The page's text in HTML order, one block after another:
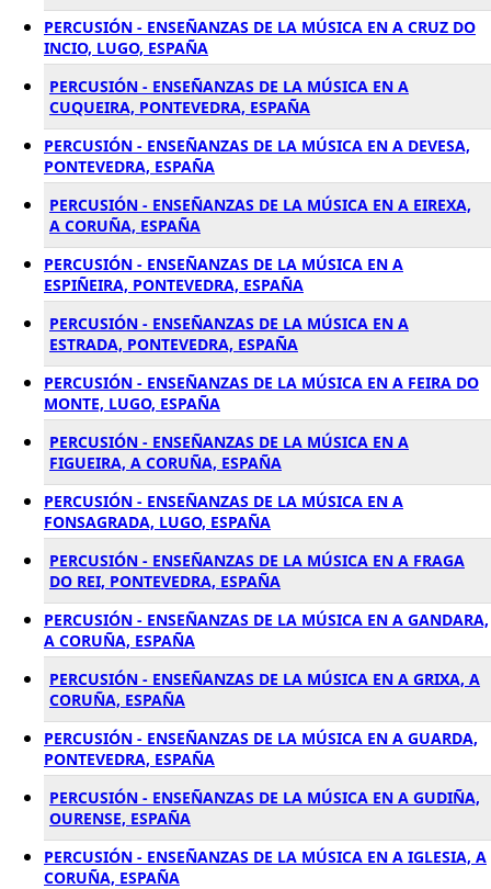
PERCUSIÓN - ENSEÑANZAS DE LA MÚSICA EN A CRUZ DO
INCIO, LUGO, ESPAÑA
PERCUSIÓN - ENSEÑANZAS DE LA MÚSICA EN A
CUQUEIRA, PONTEVEDRA, ESPAÑA
PERCUSIÓN - ENSEÑANZAS DE LA MÚSICA EN A DEVESA,
PONTEVEDRA, ESPAÑA
PERCUSIÓN - ENSEÑANZAS DE LA MÚSICA EN A EIREXA,
A CORUÑA, ESPAÑA
PERCUSIÓN - ENSEÑANZAS DE LA MÚSICA EN A
ESPIÑEIRA, PONTEVEDRA, ESPAÑA
PERCUSIÓN - ENSEÑANZAS DE LA MÚSICA EN A
ESTRADA, PONTEVEDRA, ESPAÑA
PERCUSIÓN - ENSEÑANZAS DE LA MÚSICA EN A FEIRA DO
MONTE, LUGO, ESPAÑA
PERCUSIÓN - ENSEÑANZAS DE LA MÚSICA EN A
FIGUEIRA, A CORUÑA, ESPAÑA
PERCUSIÓN - ENSEÑANZAS DE LA MÚSICA EN A
FONSAGRADA, LUGO, ESPAÑA
PERCUSIÓN - ENSEÑANZAS DE LA MÚSICA EN A FRAGA
DO REI, PONTEVEDRA, ESPAÑA
PERCUSIÓN - ENSEÑANZAS DE LA MÚSICA EN A GANDARA,
A CORUÑA, ESPAÑA
PERCUSIÓN - ENSEÑANZAS DE LA MÚSICA EN A GRIXA, A
CORUÑA, ESPAÑA
PERCUSIÓN - ENSEÑANZAS DE LA MÚSICA EN A GUARDA,
PONTEVEDRA, ESPAÑA
PERCUSIÓN - ENSEÑANZAS DE LA MÚSICA EN A GUDIÑA,
OURENSE, ESPAÑA
PERCUSIÓN - ENSEÑANZAS DE LA MÚSICA EN A IGLESIA, A
CORUÑA, ESPAÑA